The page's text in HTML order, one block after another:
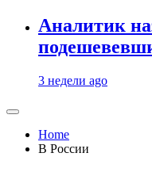
Аналитик
3 недели ago
Home
В России